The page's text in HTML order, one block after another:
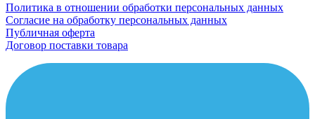
Политика в отношении обработки персональных данных
Согласие на обработку персональных данных
Публичная оферта
Договор поставки товара